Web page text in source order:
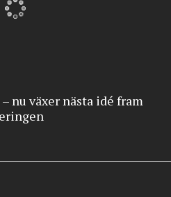
nu växer nästa idé fram